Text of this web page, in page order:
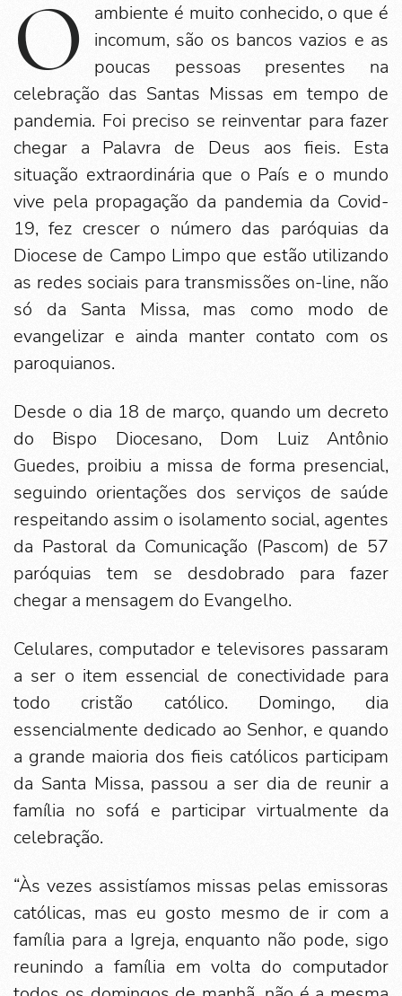
O
ambiente é muito conhecido, o que é
incomum, são os bancos vazios e as
poucas pessoas presentes na
celebração das Santas Missas em tempo de
pandemia. Foi preciso se reinventar para fazer
chegar a Palavra de Deus aos fieis. Esta
situação extraordinária que o País e o mundo
vive pela propagação da pandemia da Covid-
19, fez crescer o número das paróquias da
Diocese de Campo Limpo que estão utilizando
as redes sociais para transmissões on-line, não
só da Santa Missa, mas como modo de
evangelizar e ainda manter contato com os
paroquianos.
Desde o dia 18 de março, quando um decreto
do Bispo Diocesano, Dom Luiz Antônio
Guedes, proibiu a missa de forma presencial,
seguindo orientações dos serviços de saúde
respeitando assim o isolamento social, agentes
da Pastoral da Comunicação (Pascom) de 57
paróquias tem se desdobrado para fazer
chegar a mensagem do Evangelho.
Celulares, computador e televisores passaram
a ser o item essencial de conectividade para
todo cristão católico. Domingo, dia
essencialmente dedicado ao Senhor, e quando
a grande maioria dos fieis católicos participam
da Santa Missa, passou a ser dia de reunir a
família no sofá e participar virtualmente da
celebração.
“Às vezes assistíamos missas pelas emissoras
católicas, mas eu gosto mesmo de ir com a
família para a Igreja, enquanto não pode, sigo
reunindo a família em volta do computador